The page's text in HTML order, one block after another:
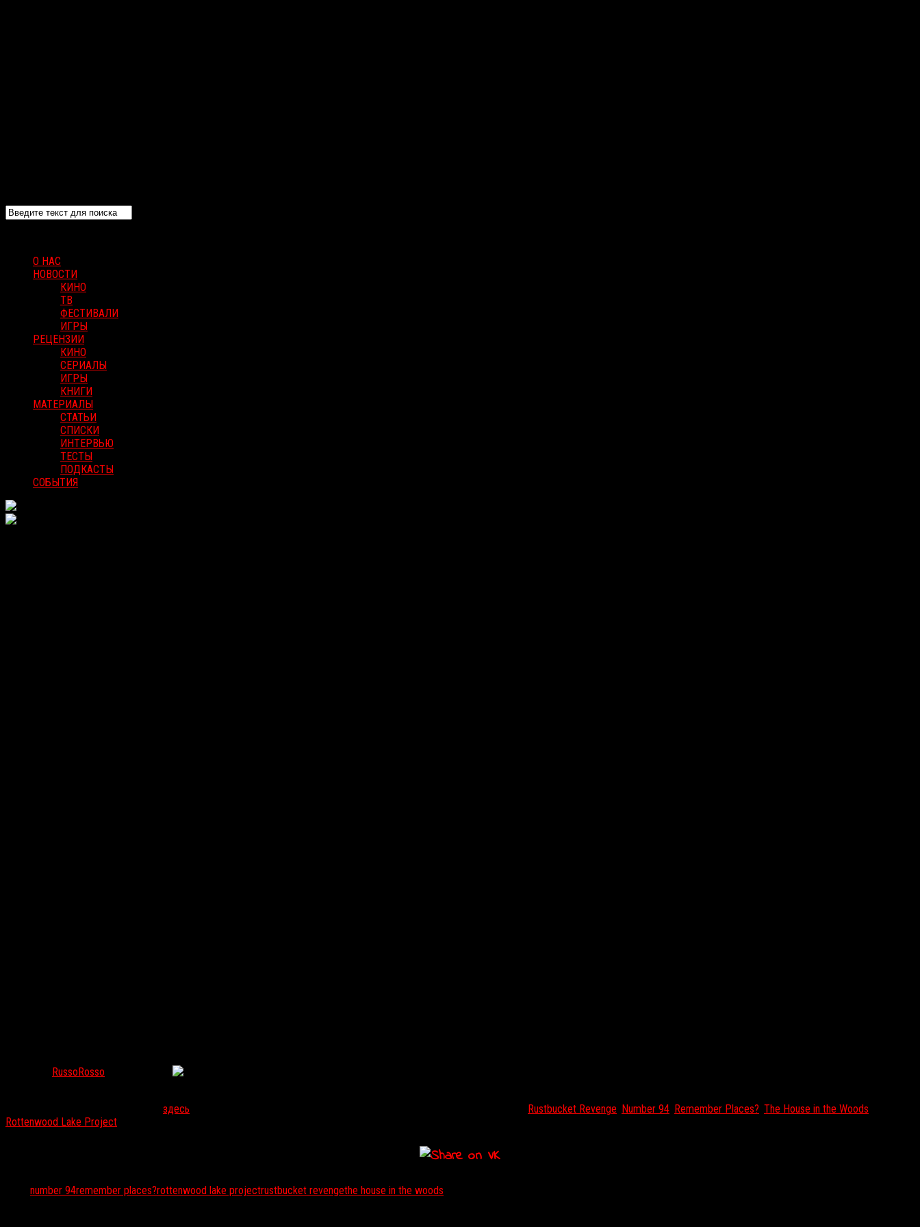
О НАС
НОВОСТИ
КИНО
ТВ
ФЕСТИВАЛИ
ИГРЫ
РЕЦЕНЗИИ
КИНО
СЕРИАЛЫ
ИГРЫ
КНИГИ
МАТЕРИАЛЫ
СТАТЬИ
СПИСКИ
ИНТЕРВЬЮ
ТЕСТЫ
ПОДКАСТЫ
СОБЫТИЯ
RussoRosso
здесь Rustbucket Revenge Number 94 Remember Places? The House in the Woods
Rottenwood Lake Project
number 94remember places?rottenwood lake projectrustbucket revengethe house in the woods